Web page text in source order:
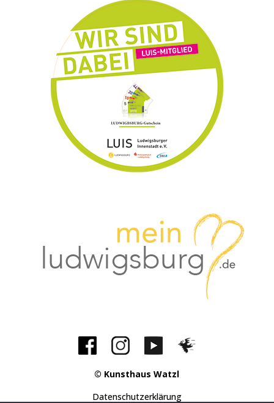
© Kunsthaus Watzl
Datenschutzerklärung